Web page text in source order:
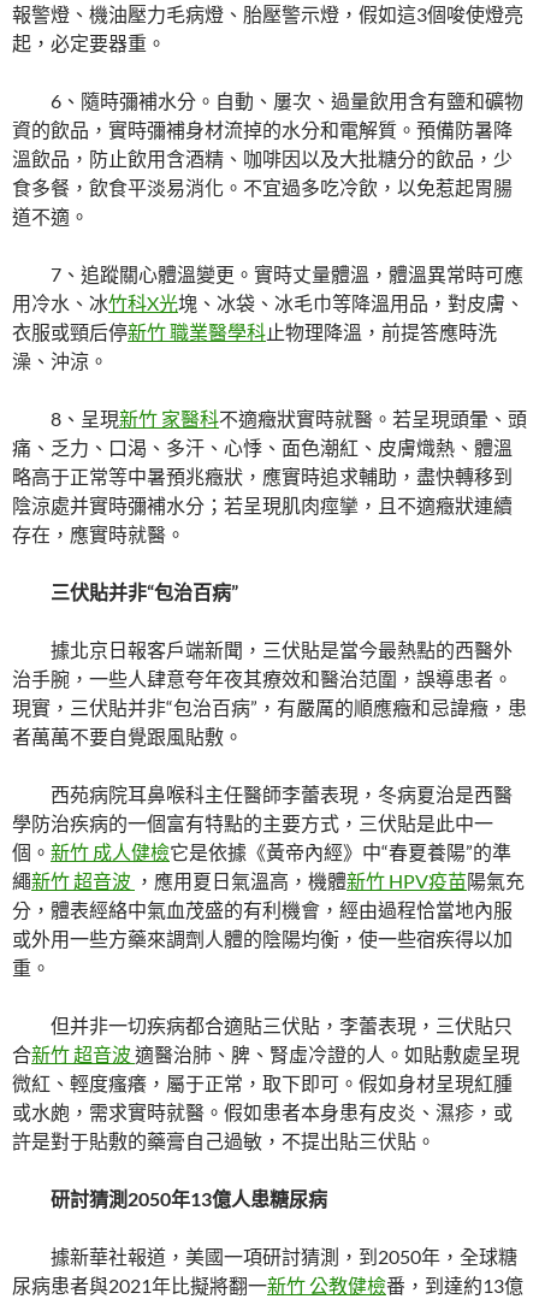
報警燈、機油壓力毛病燈、胎壓警示燈，假如這3個唆使燈亮
起，必定要器重。
6、隨時彌補水分。 自動、屢次、過量飲用含有鹽和礦物
資的飲品，實時彌補身材流掉的水分和電解質。預備防暑降
溫飲品，防止飲用含酒精、咖啡因以及大批糖分的飲品，少
食多餐，飲食平淡易消化。不宜過多吃冷飲，以免惹起胃腸
道不適。
7、追蹤關心體溫變更。 實時丈量體溫，體溫異常時可應
用冷水、冰竹科X光塊、冰袋、冰毛巾等降溫用品，對皮膚、
衣服或頸后停新竹 職業醫學科止物理降溫，前提答應時洗
澡、沖涼。
8、呈現新竹 家醫科不適癥狀實時就醫。 若呈現頭暈、頭
痛、乏力、口渴、多汗、心悸、面色潮紅、皮膚熾熱、體溫
略高于正常等中暑預兆癥狀，應實時追求輔助，盡快轉移到
陰涼處并實時彌補水分；若呈現肌肉痙攣，且不適癥狀連續
存在，應實時就醫。
三伏貼并非“包治百病”
據北京日報客戶端新聞，三伏貼是當今最熱點的西醫外
治手腕，一些人肆意夸年夜其療效和醫治范圍，誤導患者。
現實，三伏貼并非“包治百病”，有嚴厲的順應癥和忌諱癥，患
者萬萬不要自覺跟風貼敷。
西苑病院耳鼻喉科主任醫師李蕾表現，冬病夏治是西醫
學防治疾病的一個富有特點的主要方式，三伏貼是此中一
個。 新竹 成人健檢它是依據《黃帝內經》中“春夏養陽”的準
繩新竹 超音波 ，應用夏日氣溫高，機體新竹 HPV疫苗陽氣充
分，體表經絡中氣血茂盛的有利機會，經由過程恰當地內服
或外用一些方藥來調劑人體的陰陽均衡，使一些宿疾得以加
重。
但并非一切疾病都合適貼三伏貼，李蕾表現，三伏貼只
合新竹 超音波適醫治肺、脾、腎虛冷證的人。如貼敷處呈現
微紅、輕度瘙癢，屬于正常，取下即可。假如身材呈現紅腫
或水皰，需求實時就醫。假如患者本身患有皮炎、濕疹，或
許是對于貼敷的藥膏自己過敏，不提出貼三伏貼。
研討猜測2050年13億人患糖尿病
據新華社報道，美國一項研討猜測，到2050年，全球糖
尿病患者與2021年比擬將翻一新竹 公教健檢番，到達約13億